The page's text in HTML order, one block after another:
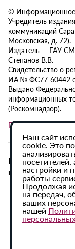
© Информационное
Учредитель
коммуникаций
Московская, д. 72).
Издатель — ГАУ
Степанов В.В.
Свидетельство о
ИА № ФС77-60442
Выдано
информационных
(Роскомнадзор).
Политика в
При
гиперссылка на
Наш сайт
cookie. Это
настройки и
работы
Продолжая
на передач,
ваших
нашей